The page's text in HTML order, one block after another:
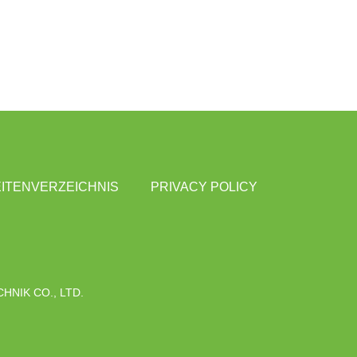
PRIVACY POLICY
CO., LTD.